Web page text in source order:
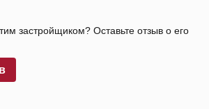
застройщиком? Оставьте отзыв о его